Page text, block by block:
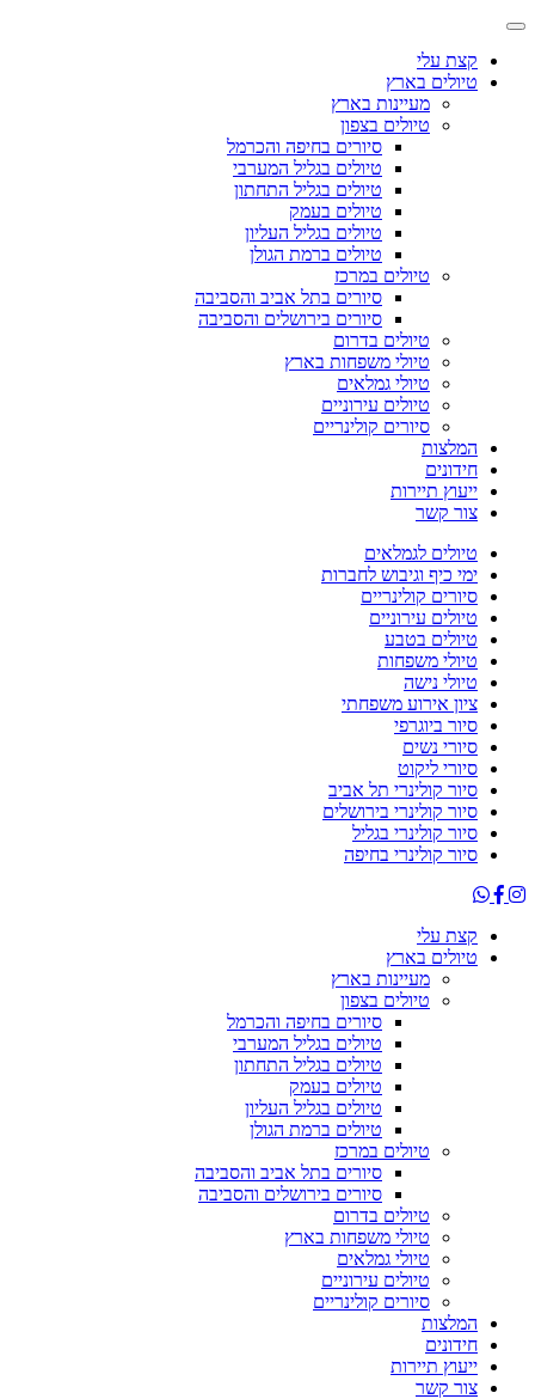
קצת עלי
טיולים בארץ
מעיינות בארץ
טיולים בצפון
סיורים בחיפה והכרמל
טיולים בגליל המערבי
טיולים בגליל התחתון
טיולים בעמק
טיולים בגליל העליון
טיולים ברמת הגולן
טיולים במרכז
סיורים בתל אביב והסביבה
סיורים בירושלים והסביבה
טיולים בדרום
טיולי משפחות בארץ
טיולי גמלאים
טיולים עירוניים
סיורים קולינריים
המלצות
חידונים
ייעוץ תיירות
צור קשר
טיולים לגמלאים
ימי כיף וגיבוש לחברות
סיורים קולינריים
טיולים עירוניים
טיולים בטבע
טיולי משפחות
טיולי נישה
ציון אירוע משפחתי
סיור ביוגרפי
סיורי נשים
סיורי ליקוט
סיור קולינרי תל אביב
סיור קולינרי בירושלים
סיור קולינרי בגליל
סיור קולינרי בחיפה
קצת עלי
טיולים בארץ
מעיינות בארץ
טיולים בצפון
סיורים בחיפה והכרמל
טיולים בגליל המערבי
טיולים בגליל התחתון
טיולים בעמק
טיולים בגליל העליון
טיולים ברמת הגולן
טיולים במרכז
סיורים בתל אביב והסביבה
סיורים בירושלים והסביבה
טיולים בדרום
טיולי משפחות בארץ
טיולי גמלאים
טיולים עירוניים
סיורים קולינריים
המלצות
חידונים
ייעוץ תיירות
צור קשר